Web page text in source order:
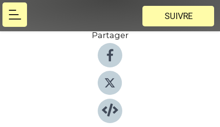
SUIVRE
Partager